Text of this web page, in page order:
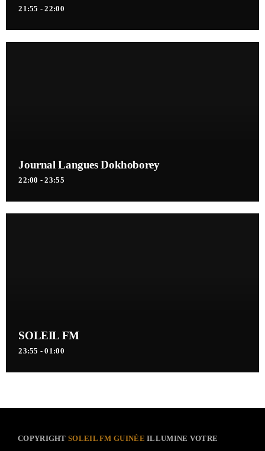
21:55 - 22:00
Journal Langues Dokhoborey
22:00 - 23:55
SOLEIL FM
23:55 - 01:00
COPYRIGHTSOLEIL FM GUINÉE ILLUMINE VOTRE